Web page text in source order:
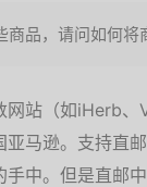
品，请问如何将
网站（如iHerb
马逊。支持直
中。但是直邮